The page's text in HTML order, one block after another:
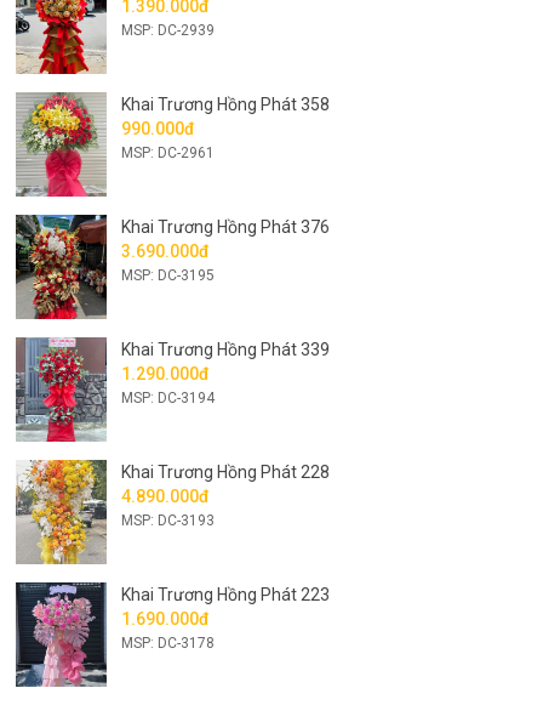
1.390.000đ
MSP: DC-2939
Khai Trương Hồng Phát 358
990.000đ
MSP: DC-2961
Khai Trương Hồng Phát 376
3.690.000đ
MSP: DC-3195
Khai Trương Hồng Phát 339
1.290.000đ
MSP: DC-3194
Khai Trương Hồng Phát 228
4.890.000đ
MSP: DC-3193
Khai Trương Hồng Phát 223
1.690.000đ
MSP: DC-3178